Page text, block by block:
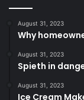
August 31, 2023
Why
August 31, 2023
Spieth in
August 31, 2023
Ice Cream